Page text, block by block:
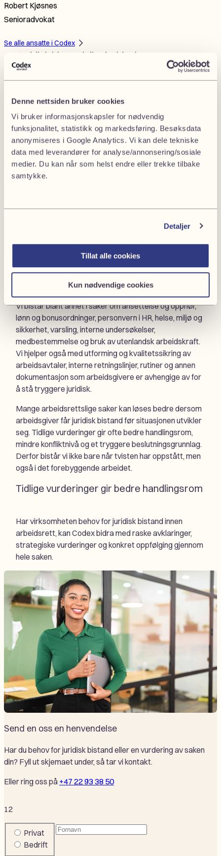
Denne nettsiden bruker cookies
Vi bruker informasjonskapsler for nødvendig
funksjonalitet, statistikk og markedsføring. Besøksdata
anonymiseres i Google Analytics. Vi kan dele tekniske
data med leverandører for analyse/annonsering/sosiale
medier. Du kan når som helst endre eller trekke tilbake
samtykke.
Detaljer
Tillat alle cookies
Kun nødvendige cookies
Se alle ansatte i Codex
Robert Kjøsnes
Senioradvokat
Juridisk bistand til arbeidsgivere
spørsmål og mer krevende personalsaker. Det kan
gjelde alt fra ansettelser, oppfølging og
omorganiseringer til avslutning av arbeidsforhold,
varsling og tvister. I slike prosesser er det viktig å gjøre
riktige vurderinger tidlig, både for å redusere risiko og
for å sikre en ryddig prosess.
Codex bistår arbeidsgivere med juridisk rådgivning
Bistand i både løpende og komplekse
saker
Vi bistår blant annet i saker om ansettelse og opphør,
lønn og bonusordninger, personvern i HR, helse, miljø og
sikkerhet, varsling, interne undersøkelser,
medbestemmelse og bruk av utenlandsk arbeidskraft.
Vi hjelper også med utforming og kvalitetssikring av
arbeidsavtaler, interne retningslinjer, rutiner og annen
dokumentasjon som arbeidsgivere er avhengige av for
å stå tryggere juridisk.
Mange arbeidsrettslige saker kan løses bedre dersom
arbeidsgiver får juridisk bistand før situasjonen utvikler
seg. Tidlige vurderinger gir ofte bedre handlingsrom,
mindre konfliktnivå og et tryggere beslutningsgrunnlag.
Derfor bistår vi ikke bare når tvisten har oppstått, men
også i det forebyggende arbeidet.
Tidlige vurderinger gir bedre handlingsrom
Har virksomheten behov for juridisk bistand innen
arbeidsrett, kan Codex bidra med raske avklaringer,
strategiske vurderinger og konkret oppfølging gjennom
hele saken.
Send en oss en henvendelse
Har du behov for juridisk bistand eller en vurdering av saken
din? Fyll ut skjemaet under, så tar vi kontakt.
Eller ring oss på +47 22 93 38 50
12
Company
or
Privat
Bedrift
Fornavn